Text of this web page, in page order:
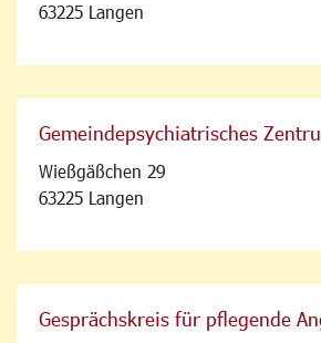
63225 Langen
Gemeindepsychiatrisches
Wießgäßchen 29
63225 Langen
Gesprächskreis für pflegende